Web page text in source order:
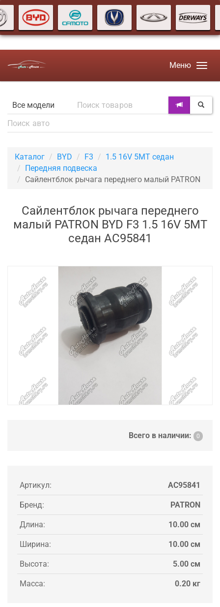
Меню
Каталог BYD F3
1.5 16V 5MT седан
Передняя подвеска
Сайлентблок рычага переднего малый PATRON
Сайлентблок рычага переднего
малый PATRON BYD F3 1.5 16V 5MT
седан AC95841
Всего в наличии: 0
Артикул: AC95841
Бренд: PATRON
Длина: 10.00 см
Ширина: 10.00 см
Высота: 5.00 см
Масса: 0.20 кг